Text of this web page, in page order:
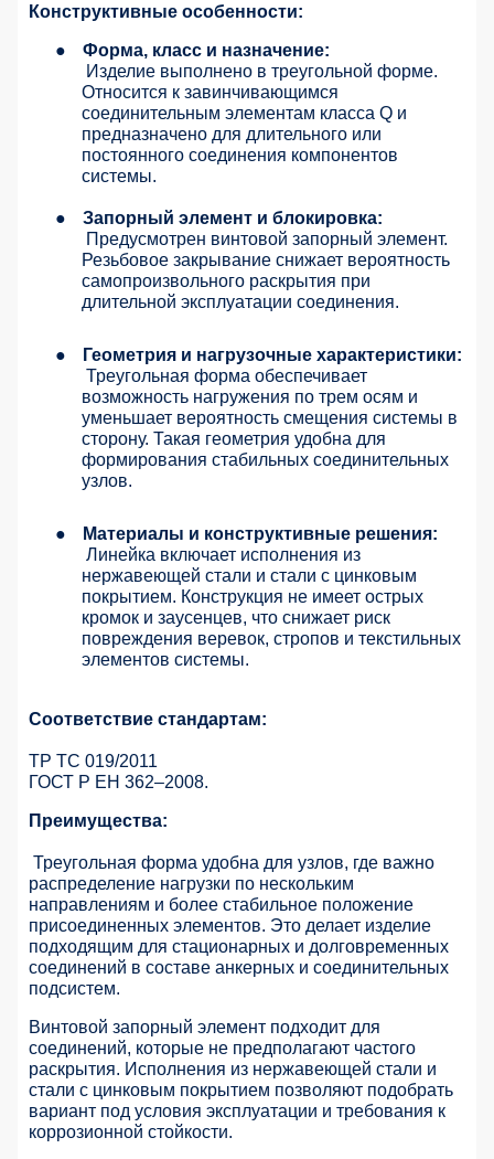
Конструктивные особенности:
●
Форма, класс и назначение:
Изделие выполнено в треугольной форме.
Относится к завинчивающимся
соединительным элементам класса Q и
предназначено для длительного или
постоянного соединения компонентов
системы.
●
Запорный элемент и блокировка:
Предусмотрен винтовой запорный элемент.
Резьбовое закрывание снижает вероятность
самопроизвольного раскрытия при
длительной эксплуатации соединения.
●
Геометрия и нагрузочные характеристики:
Треугольная форма обеспечивает
возможность нагружения по трем осям и
уменьшает вероятность смещения системы в
сторону. Такая геометрия удобна для
формирования стабильных соединительных
узлов.
●
Материалы и конструктивные решения:
Линейка включает исполнения из
нержавеющей стали и стали с цинковым
покрытием. Конструкция не имеет острых
кромок и заусенцев, что снижает риск
повреждения веревок, стропов и текстильных
элементов системы.
Соответствие стандартам:
ТР ТС 019/2011
ГОСТ Р ЕН 362–2008.
Преимущества:
Треугольная форма удобна для узлов, где важно
распределение нагрузки по нескольким
направлениям и более стабильное положение
присоединенных элементов. Это делает изделие
подходящим для стационарных и долговременных
соединений в составе анкерных и соединительных
подсистем.
Винтовой запорный элемент подходит для
соединений, которые не предполагают частого
раскрытия. Исполнения из нержавеющей стали и
стали с цинковым покрытием позволяют подобрать
вариант под условия эксплуатации и требования к
коррозионной стойкости.